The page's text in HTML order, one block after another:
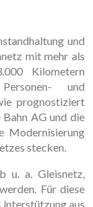
und
mit mehr als
Kilometern
und
prognostiziert
AG und die
Modernisierung
stecken.
u. a. Gleisnetz,
Für diese
aus